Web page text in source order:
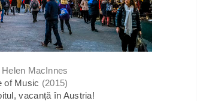
Helen MacInnes
of Music (2015)
vacanță în Austria!